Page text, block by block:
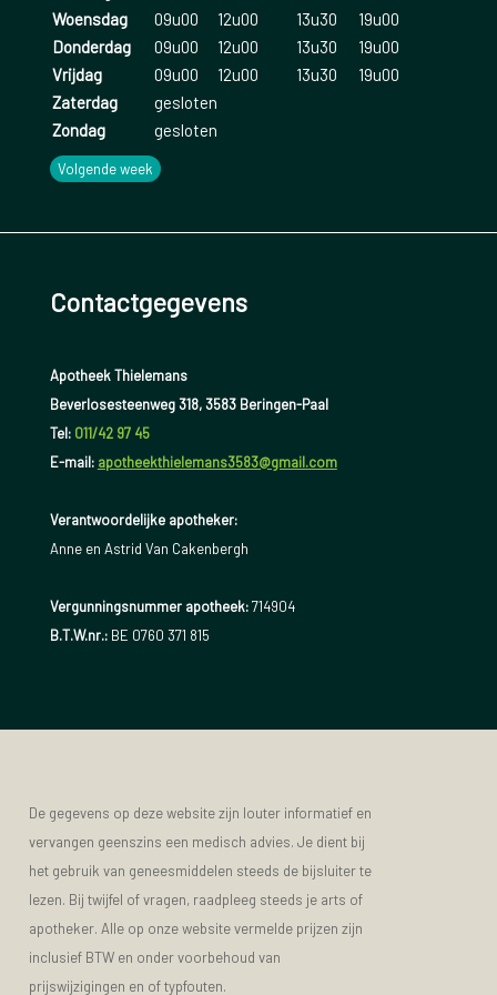
Woensdag
09u00 12u00 13u30
19u00
Donderdag
09u00 12u00 13u30
19u00
Vrijdag
09u00 12u00 13u30
19u00
Zaterdag
gesloten
Zondag
gesloten
Volgende week
Contactgegevens
Apotheek Thielemans
Beverlosesteenweg 318, 3583 Beringen-Paal
Tel: 011/42 97 45
E-mail: apotheekthielemans3583@gmail.com
Verantwoordelijke apotheker:
Anne en Astrid Van Cakenbergh
Vergunningsnummer apotheek: 714904
B.T.W.nr.:BE 0760 371 815
De gegevens op deze website zijn louter informatief en
vervangen geenszins een medisch advies. Je dient bij
het gebruik van geneesmiddelen steeds de bijsluiter te
lezen. Bij twijfel of vragen, raadpleeg steeds je arts of
apotheker. Alle op onze website vermelde prijzen zijn
inclusief BTW en onder voorbehoud van
prijswijzigingen en of typfouten.